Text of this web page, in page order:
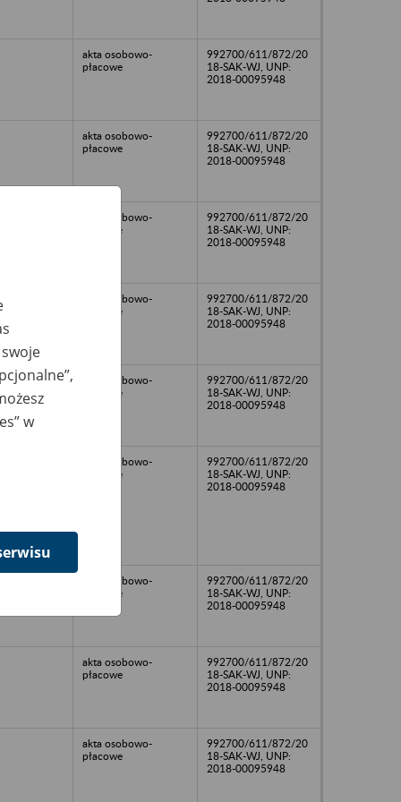
akta osobowo-
płacowe
992700/611/872/20
18-SAK-WJ, UNP:
2018-00095948
akta osobowo-
płacowe
992700/611/872/20
18-SAK-WJ, UNP:
2018-00095948
akta osobowo-
płacowe
992700/611/872/20
18-SAK-WJ, UNP:
2018-00095948
akta osobowo-
płacowe
992700/611/872/20
18-SAK-WJ, UNP:
2018-00095948
akta osobowo-
płacowe
992700/611/872/20
18-SAK-WJ, UNP:
2018-00095948
akta osobowo-
płacowe
992700/611/872/20
18-SAK-WJ, UNP:
2018-00095948
akta osobowo-
płacowe
992700/611/872/20
18-SAK-WJ, UNP:
2018-00095948
akta osobowo-
płacowe
992700/611/872/20
18-SAK-WJ, UNP:
2018-00095948
akta osobowo-
płacowe
992700/611/872/20
18-SAK-WJ, UNP:
2018-00095948
w